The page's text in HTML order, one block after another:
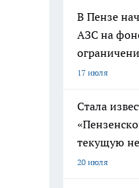
В Пензе
АЗС на
17 июля
Стала
текущую
20 июля